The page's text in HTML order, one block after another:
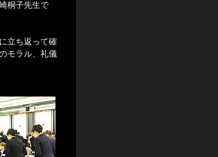
桐子先生で
立ち返って確
モラル、礼儀